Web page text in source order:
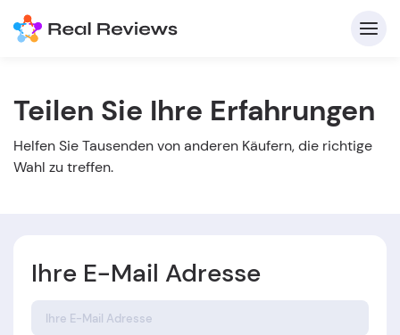
Teilen Sie Ihre Erfahrungen
Helfen Sie Tausenden von anderen Käufern, die richtige
Wahl zu treffen.
Ihre E-Mail Adresse